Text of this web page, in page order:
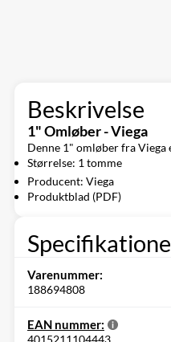
Beskrivelse
1" Omløber - Viega
Denne 1" omløber fra
Størrelse: 1 tomme
Producent: Viega
Produktblad (PDF)
Varenummer:
188694808
EAN nummer:
4015211104443